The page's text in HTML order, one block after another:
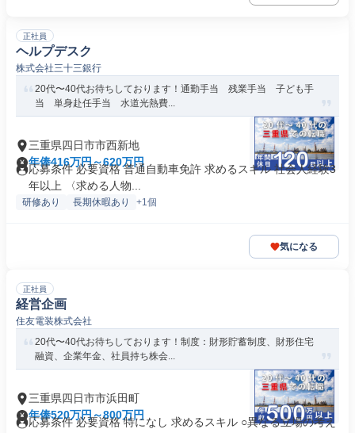
正社員
ヘルプデスク
株式会社三十三銀行
20代〜40代お待ちしております！通勤手当 残業手当 子ども手
当 単身赴任手当 水道光熱費...
三重県四日市市西新地
年俸416万円～620万円
応募条件 必要資格 普通自動車免許 求めるスキル 社会人経験3
年以上 〈求める人物...
研修あり 長期休暇あり +1個
気になる
正社員
経営企画
住友電装株式会社
20代〜40代お待ちしております！制度：財形貯蓄制度、財形住宅
融資、企業年金、社員持ち株会...
三重県四日市市浜田町
年俸520万円～800万円
応募条件 必要資格 特になし 求めるスキル ○異なる立場の考え